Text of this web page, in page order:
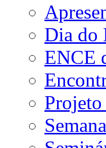
Dia do
ENCE